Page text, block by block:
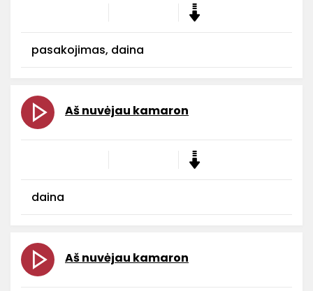
pasakojimas, daina
Aš nuvėjau kamaron
daina
Aš nuvėjau kamaron